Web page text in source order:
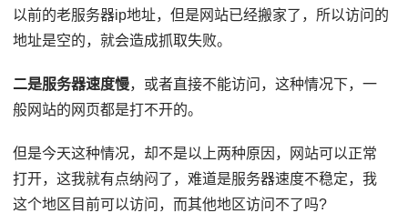
以前的老服务器ip地址，但是网站已经搬家了，所以访问的
地址是空的，就会造成抓取失败。
二是服务器速度慢，或者直接不能访问，这种情况下，一
般网站的网页都是打不开的。
但是今天这种情况，却不是以上两种原因，网站可以正常
打开，这我就有点纳闷了，难道是服务器速度不稳定，我
这个地区目前可以访问，而其他地区访问不了吗?